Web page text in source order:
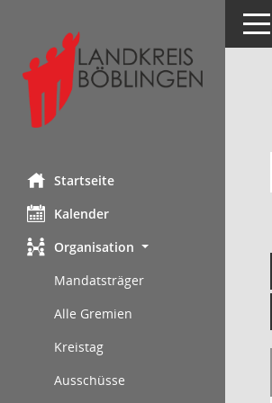
Startseite
Kalender
Organisation
Mandatsträger
Alle Gremien
Kreistag
Ausschüsse